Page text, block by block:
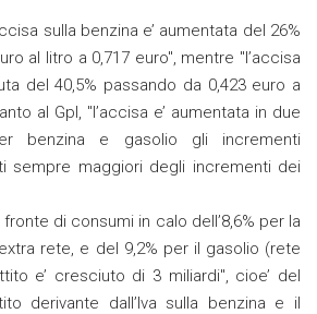
sulla benzina e’ aumentata del 26%
al litro a 0,717 euro", mentre "l’accisa
del 40,5% passando da 0,423 euro a
al Gpl, "l’accisa e’ aumentata in due
benzina e gasolio gli incrementi
sempre maggiori degli incrementi dei
fronte di consumi in calo dell’8,6% per la
rete, e del 9,2% per il gasolio (rete
e’ cresciuto di 3 miliardi", cioe’ del
derivante dall’Iva sulla benzina e il